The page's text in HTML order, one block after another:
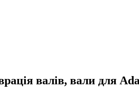
валів, вали для